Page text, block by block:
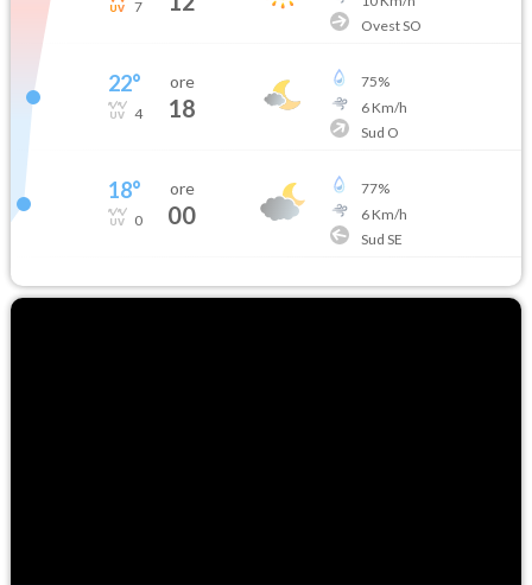
7
Ovest SO
22°
4
ore
18
75%
6Km/h
Sud O
18°
0
ore
00
77%
6Km/h
Sud SE